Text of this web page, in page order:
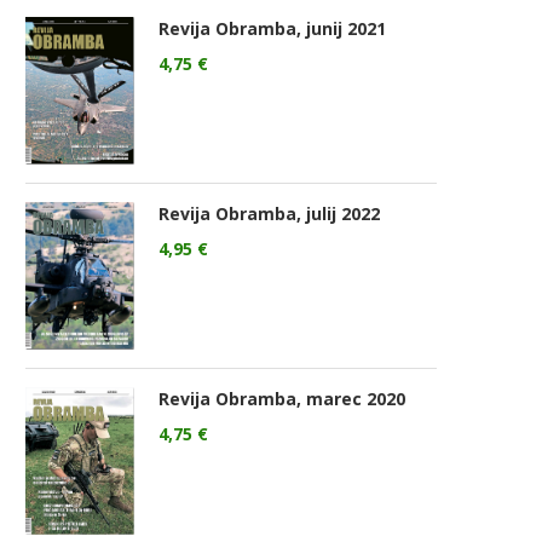
Revija Obramba, junij 2021
4,75 €
Revija Obramba, julij 2022
4,95 €
Revija Obramba, marec 2020
4,75 €